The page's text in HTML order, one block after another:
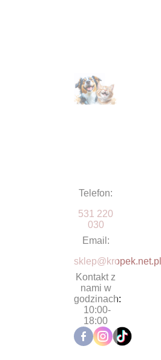
Telefon:
531 220
030
Email:
sklep@kropek.net.pl
Kontakt z
nami w
godzinach:
10:00-
18:00